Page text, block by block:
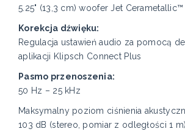
5.25" (13,3 cm) woofer Jet Cerametallic™
Korekcja dźwięku:
Regulacja ustawień audio za pomocą
aplikacji Klipsch Connect Plus
Pasmo przenoszenia:
50 Hz – 25 kHz
Maksymalny poziom ciśnienia
103 dB (stereo, pomiar z odległości 1 m)